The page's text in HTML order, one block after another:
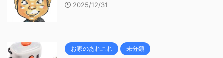
2025/12/31
お家のあれこれ 未分類